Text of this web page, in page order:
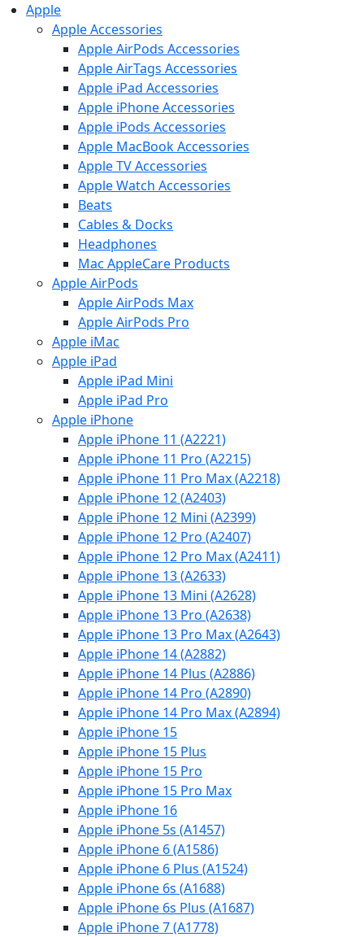
Apple
Apple Accessories
Apple AirPods Accessories
Apple AirTags Accessories
Apple iPad Accessories
Apple iPhone Accessories
Apple iPods Accessories
Apple MacBook Accessories
Apple TV Accessories
Apple Watch Accessories
Beats
Cables & Docks
Headphones
Mac AppleCare Products
Apple AirPods
Apple AirPods Max
Apple AirPods Pro
Apple iMac
Apple iPad
Apple iPad Mini
Apple iPad Pro
Apple iPhone
Apple iPhone 11 (A2221)
Apple iPhone 11 Pro (A2215)
Apple iPhone 11 Pro Max (A2218)
Apple iPhone 12 (A2403)
Apple iPhone 12 Mini (A2399)
Apple iPhone 12 Pro (A2407)
Apple iPhone 12 Pro Max (A2411)
Apple iPhone 13 (A2633)
Apple iPhone 13 Mini (A2628)
Apple iPhone 13 Pro (A2638)
Apple iPhone 13 Pro Max (A2643)
Apple iPhone 14 (A2882)
Apple iPhone 14 Plus (A2886)
Apple iPhone 14 Pro (A2890)
Apple iPhone 14 Pro Max (A2894)
Apple iPhone 15
Apple iPhone 15 Plus
Apple iPhone 15 Pro
Apple iPhone 15 Pro Max
Apple iPhone 16
Apple iPhone 5s (A1457)
Apple iPhone 6 (A1586)
Apple iPhone 6 Plus (A1524)
Apple iPhone 6s (A1688)
Apple iPhone 6s Plus (A1687)
Apple iPhone 7 (A1778)